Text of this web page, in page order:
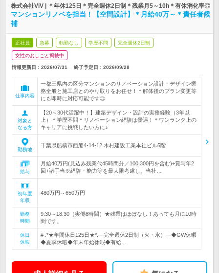
株式会社ViV | ＊年休125日＊完全週休2日制＊残業月5～10h＊有休消化率◎
マンションリノベを担当！【空間設計】＊月給40万～＊責任者候
補
正社員 急募 転勤なし 学歴不問 完全週休2日制
女性のおしごと掲載中
情報更新日：2026/07/31 終了予定日： 2026/09/28
仕事内容
一都三県内の区分マンションのリノベーション設計・デザイン業
務全般と施工店とのやり取りをお任せ！＊解体後のプラン変更等
にも即時に対応可能です◎
対象と
なる方
【20～30代活躍中！】建築デザイン・設計の実務経験（3年以
上）＊学歴不問＊リノベーション経験は優遇！＊ワンランク上の
キャリアに挑戦したい方に♪
勤務地
千葉県船橋市西船4-14-12 木村建設工業本社ビル5階
給与
月給40万円(見込み残業代45時間分／100,300円を含む)+賞与年2
回+諸手当※経験・能力等を最大限考慮し、当社…
初年度
年収
480万円～650万円
勤務
時間
9:30～18:30（実働8時間）★残業はほぼなし！あっても月に10時
間です。
休日
休暇
# .*★年間休日125日★*.―完全週休2日制（火・水）―◆GW休暇
◆夏季休暇◆年末年始休暇◆有給…